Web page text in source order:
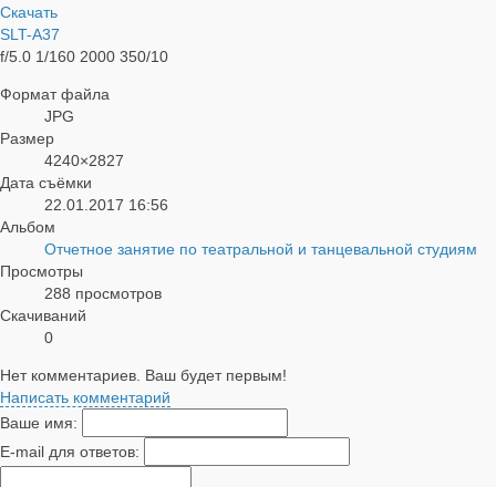
Скачать
SLT-A37
f/5.0 1/160 2000 350/10
Формат файла
JPG
Размер
4240×2827
Дата съёмки
22.01.2017 16:56
Альбом
Отчетное занятие по театральной и танцевальной студиям
Просмотры
288 просмотров
Скачиваний
0
Нет комментариев. Ваш будет первым!
Написать комментарий
Ваше имя:
E-mail для ответов: